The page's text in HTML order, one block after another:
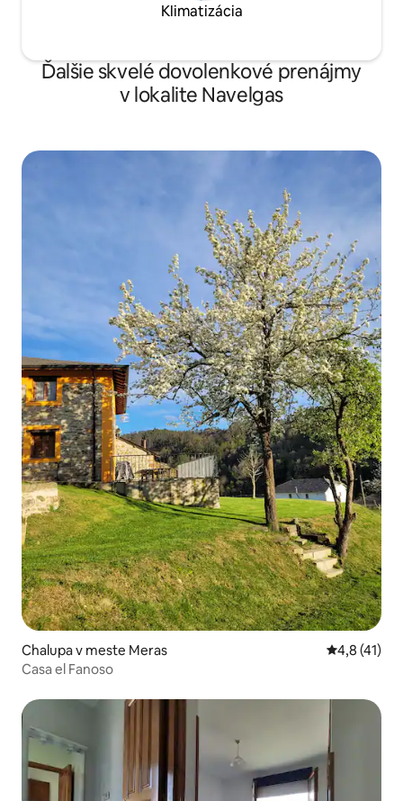
Klimatizácia
Ďalšie skvelé dovolenkové prenájmy
v lokalite Navelgas
Chalupa v meste Meras Priemerné
4,8 (41)
Casa el Fanoso